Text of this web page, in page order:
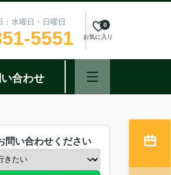
：水曜日・日曜日
5551 お気に入り
0
合わせ
問い合わせください